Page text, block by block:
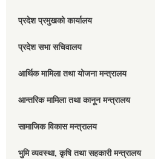
प्रदेश प्रमुखको कार्यालय
प्रदेश सभा सचिवालय
आर्थिक मामिला तथा योजना मन्त्रालय
आन्तरिक मामिला तथा कानून मन्त्रालय
सामाजिक विकास मन्त्रालय
भुमि व्यवस्था, कृषि तथा सहकारी मन्त्रालय